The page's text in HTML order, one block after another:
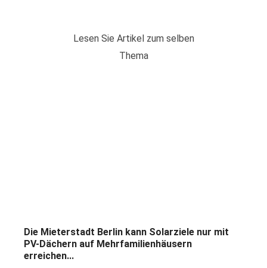
Lesen Sie Artikel zum selben
Thema
Die Mieterstadt Berlin kann Solarziele nur mit
PV-Dächern auf Mehrfamilienhäusern
erreichen...